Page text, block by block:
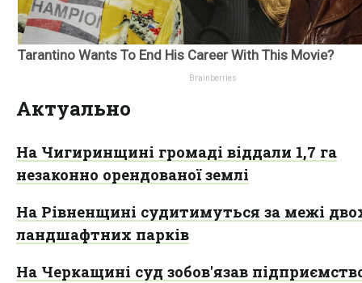
Актуально
На Чигиринщині громаді віддали 1,7 га
незаконно орендованої землі
На Рівненщині судитимуться за межі
ландшафтних парків
На Черкащині суд зобов'язав